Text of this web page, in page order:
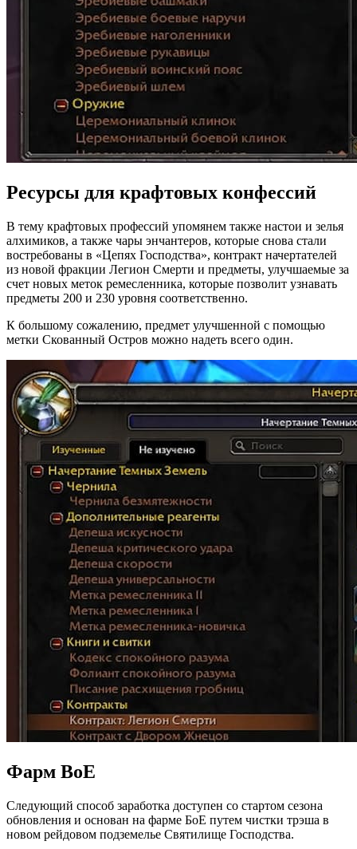
Ресурсы для крафтовых конфессий
В тему крафтовых профессий упомянем также настои и зелья
алхимиков, а также чары энчантеров, которые снова стали
востребованы в «Цепях Господства», контракт начертателей
из новой фракции Легион Смерти и предметы, улучшаемые за
счет новых меток ремесленника, которые позволит узнавать
предметы 200 и 230 уровня соответственно.
К большому сожалению, предмет улучшенной с помощью
метки Скованный Остров можно надеть всего один.
Фарм BoE
Следующий способ заработка доступен со стартом сезона
обновления и основан на фарме БоЕ путем чистки трэша в
новом рейдовом подземелье Святилище Господства.